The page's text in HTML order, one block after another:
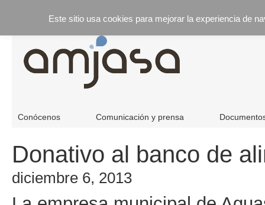
Conócenos Comunicación y prensa
Donativo al banco de
diciembre 6, 2013
Este sitio usa cookies para mejorar la experiencia de